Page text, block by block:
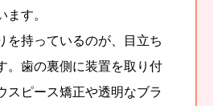
す。
を持っているのが、目立ち
。歯の裏側に装置を取り付
スピース矯正や透明なブラ